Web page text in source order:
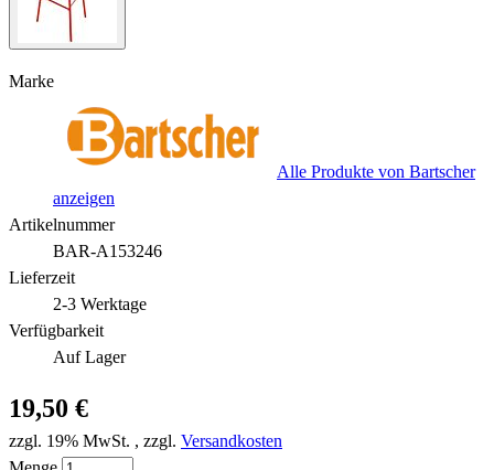
Marke
Alle Produkte von Bartscher
anzeigen
Artikelnummer
BAR-A153246
Lieferzeit
2-3 Werktage
Verfügbarkeit
Auf Lager
19,50 €
zzgl. 19% MwSt. , zzgl. Versandkosten